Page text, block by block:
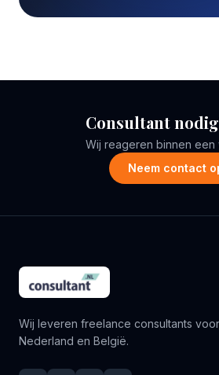
Consultant
Wij reageren binnen een
Neem contact
Wij leveren freelance consultants
Nederland en België.